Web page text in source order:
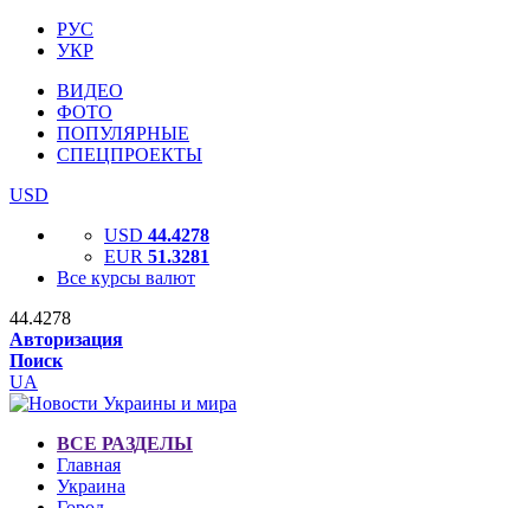
РУС
УКР
ВИДЕО
ФОТО
ПОПУЛЯРНЫЕ
СПЕЦПРОЕКТЫ
USD
USD 44.4278
EUR 51.3281
Все курсы валют
44.4278
Авторизация
Поиск
UA
ВСЕ РАЗДЕЛЫ
Главная
Украина